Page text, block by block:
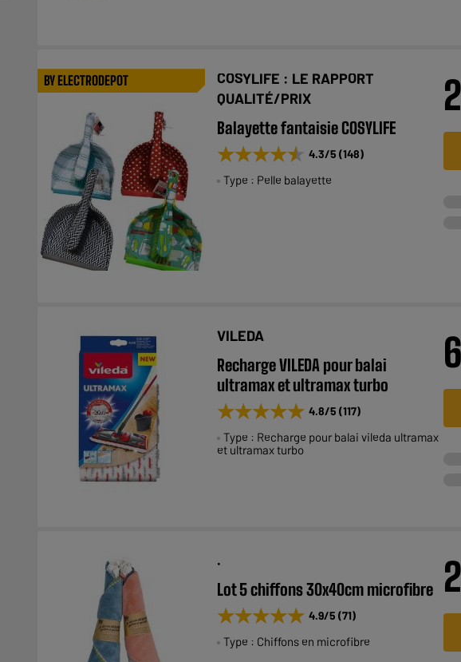
BY ELECTRODEPOT
COSYLIFE : LE RAPPORT
QUALITÉ/PRIX
Balayette fantaisie COSYLIFE
★★★★★
★★★★★ 4.3/5 (148)
Type : Pelle balayette
2
VILEDA
Recharge VILEDA pour balai
ultramax et ultramax turbo
★★★★★
★★★★★ 4.8/5 (117)
Type : Recharge pour balai vileda ultramax
et ultramax turbo
6
.
Lot 5 chiffons 30x40cm microfibre
★★★★★
★★★★★ 4.9/5 (71)
Type : Chiffons en microfibre
2